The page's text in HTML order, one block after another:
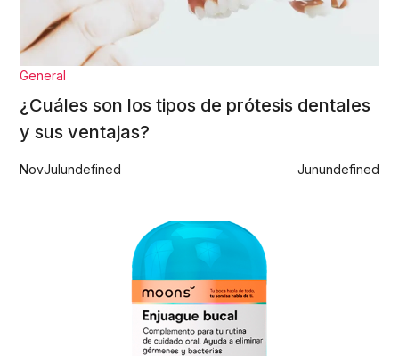
General
¿Cuáles son los tipos de prótesis dentales
y sus ventajas?
NovJulundefined Junundefined